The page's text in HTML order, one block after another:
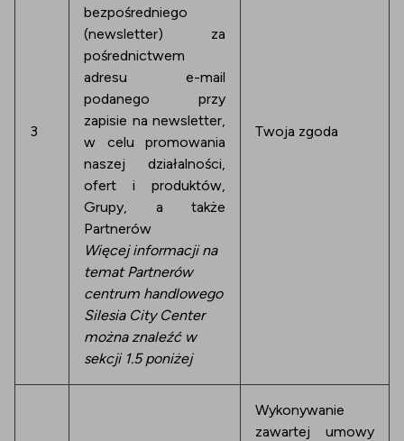
3
bezpośredniego
(newsletter) za
pośrednictwem
adresu e-mail
podanego przy
zapisie na newsletter,
w celu promowania
naszej działalności,
ofert i produktów,
Grupy, a także
Partnerów
Więcej informacji na
temat Partnerów
centrum handlowego
Silesia City Center
można znaleźć w
sekcji 1.5 poniżej
Twoja zgoda
Wykonywanie
zawartej umowy